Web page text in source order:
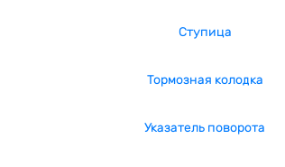
Ступица
Тормозная колодка
Указатель поворота